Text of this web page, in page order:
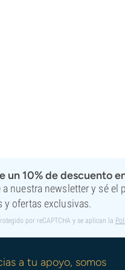
un 10% de descuento
a nuestra newsletter y sé el
y ofertas exclusivas.
por reCAPTCHA y se aplican la
a tu apoyo, somos